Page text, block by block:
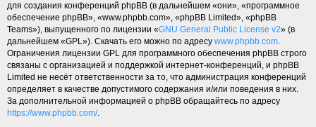
для создания конференций phpBB (в дальнейшем «они», «программное
обеспечение phpBB», «www.phpbb.com», «phpBB Limited», «phpBB
Teams»), выпущенного по лицензии «GNU General Public License v2» (в
дальнейшем «GPL»). Скачать его можно по адресу www.phpbb.com.
Ограничения лицензии GPL для программного обеспечения phpBB строго
связаны с организацией и поддержкой интернет-конференций, и phpBB
Limited не несёт ответственности за то, что администрация конференций
определяет в качестве допустимого содержания и/или поведения в них.
За дополнительной информацией о phpBB обращайтесь по адресу
https://www.phpbb.com/.